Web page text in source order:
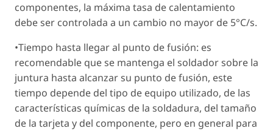
componentes, la máxima tasa de calentamiento
debe ser controlada a un cambio no mayor de 5°C/s.
•Tiempo hasta llegar al punto de fusión: es
recomendable que se mantenga el soldador sobre la
juntura hasta alcanzar su punto de fusión, este
tiempo depende del tipo de equipo utilizado, de las
características químicas de la soldadura, del tamaño
de la tarjeta y del componente, pero en general para